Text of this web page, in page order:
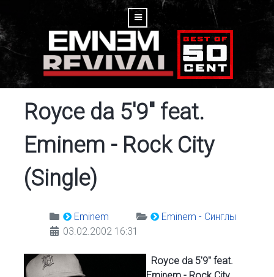
Royce da 5'9" feat.
Eminem - Rock City
(Single)
Eminem
Eminem - Синглы
03.02.2002 16:31
Royce da 5'9" feat.